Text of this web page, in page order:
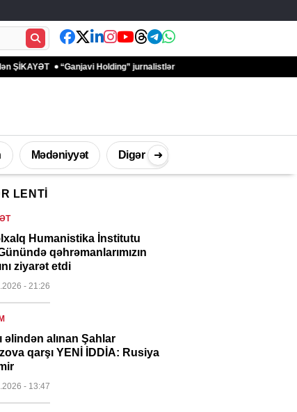
“Ganjavi Holding” jurnalistləri peşə bayramı münasibətilə təbrik edib
Mədəniyyət Digər ➜
LENTI
Humanistika İnstitutu
qəhrəmanlarımızın
ziyarət etdi
- 21:26
əlindən alınan Şahlar
qarşı YENİ İDDİA: Rusiya
- 13:47